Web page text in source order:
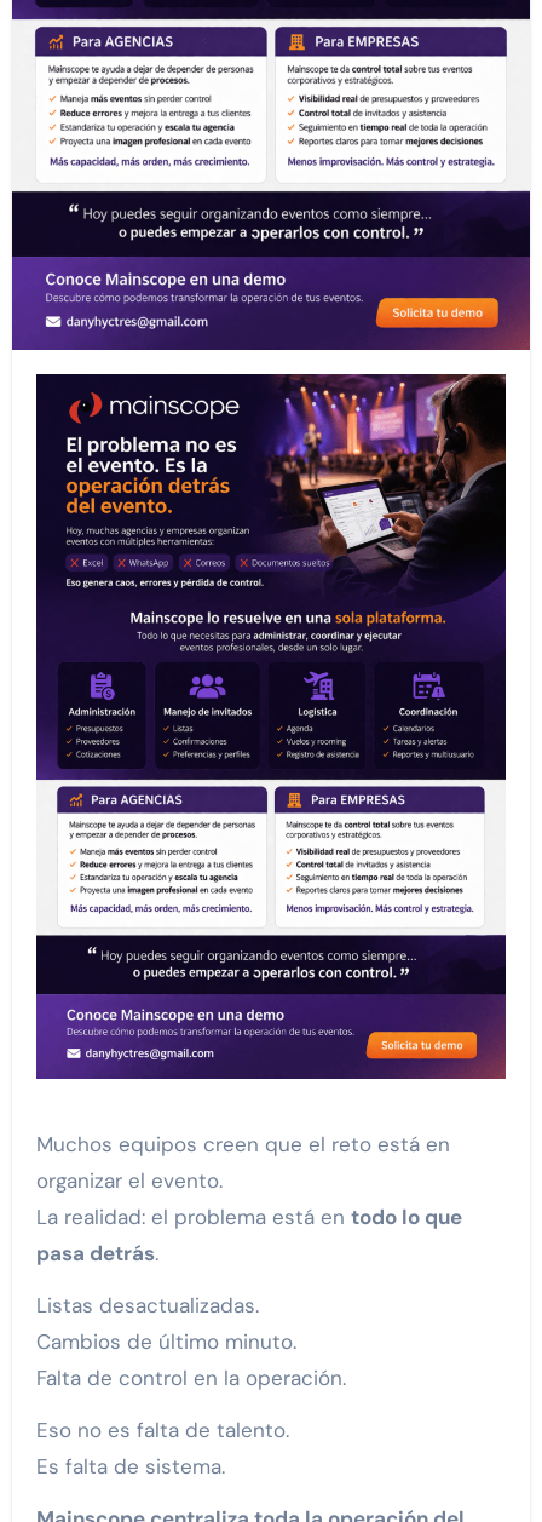
Muchos equipos creen que el reto está en
organizar el evento.
La realidad: el problema está en todo lo que
pasa detrás.
Listas desactualizadas.
Cambios de último minuto.
Falta de control en la operación.
Eso no es falta de talento.
Es falta de sistema.